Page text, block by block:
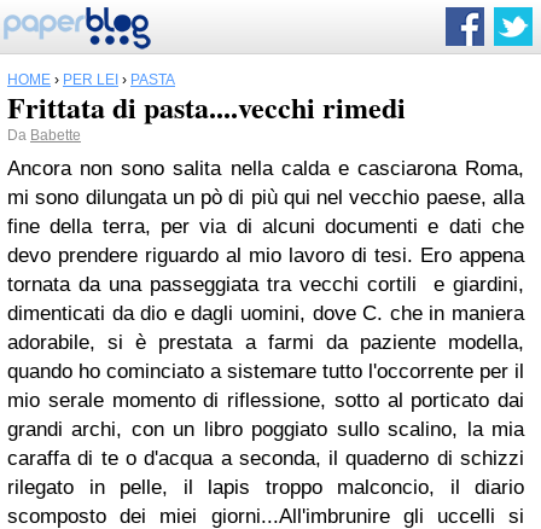
HOME › PER LEI › PASTA
Frittata di pasta....vecchi rimedi
Da Babette
Ancora non sono salita nella calda e casciarona Roma,
mi sono dilungata un pò di più qui nel vecchio paese, alla
fine della terra, per via di alcuni documenti e dati che
devo prendere riguardo al mio lavoro di tesi. Ero appena
tornata da una passeggiata tra vecchi cortili e giardini,
dimenticati da dio e dagli uomini, dove C. che in maniera
adorabile, si è prestata a farmi da paziente modella,
quando ho cominciato a sistemare tutto l'occorrente per il
mio serale momento di riflessione, sotto al porticato dai
grandi archi, con un libro poggiato sullo scalino, la mia
caraffa di te o d'acqua a seconda, il quaderno di schizzi
rilegato in pelle, il lapis troppo malconcio, il diario
scomposto dei miei giorni...All'imbrunire gli uccelli si